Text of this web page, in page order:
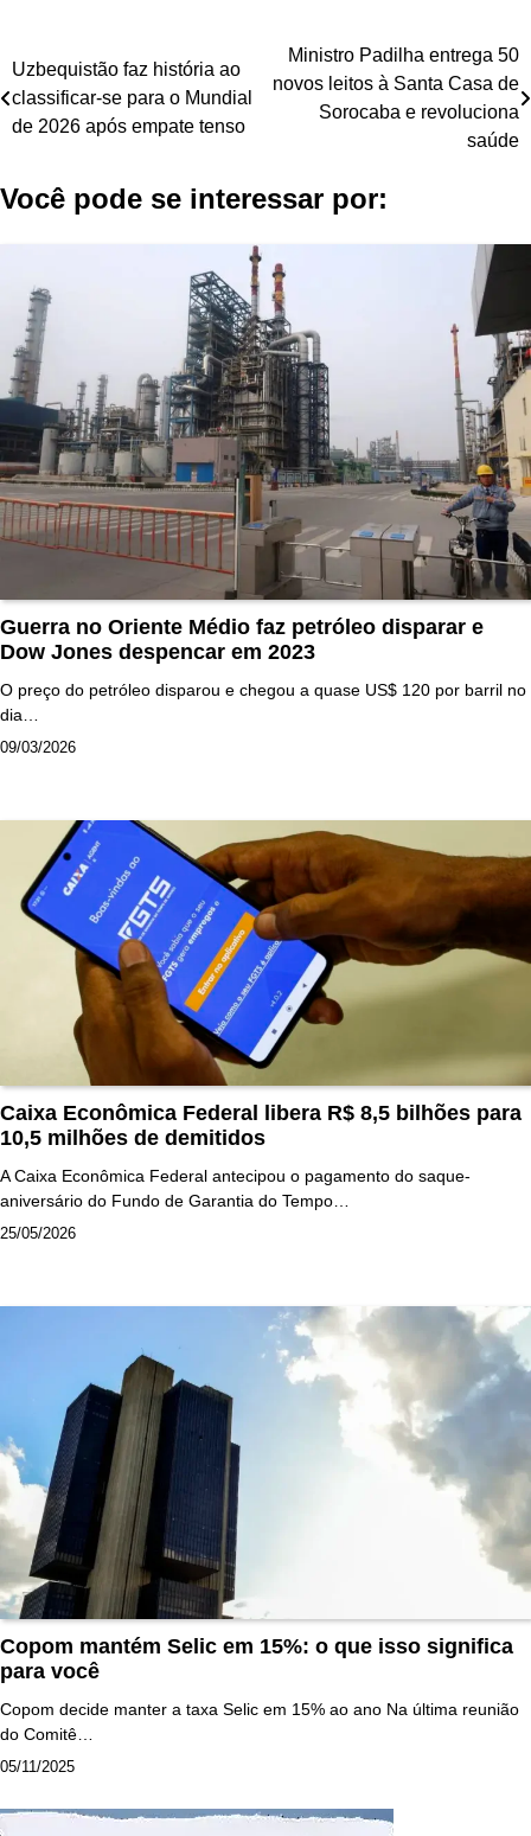
Navegação
de
Uzbequistão faz história ao
classificar-se para o Mundial
de 2026 após empate tenso
Ministro Padilha entrega 50
novos leitos à Santa Casa de
Sorocaba e revoluciona
saúde
Você pode se interessar por:
Guerra no Oriente Médio faz petróleo disparar e
Dow Jones despencar em 2023
O preço do petróleo disparou e chegou a quase US$ 120 por barril no
dia…
09/03/2026
Caixa Econômica Federal libera R$ 8,5 bilhões para
10,5 milhões de demitidos
A Caixa Econômica Federal antecipou o pagamento do saque-
aniversário do Fundo de Garantia do Tempo…
25/05/2026
Copom mantém Selic em 15%: o que isso significa
para você
Copom decide manter a taxa Selic em 15% ao ano Na última reunião
do Comitê…
05/11/2025